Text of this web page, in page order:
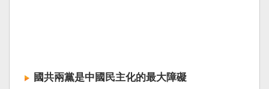
國共兩黨是中國民主化的最大障礙